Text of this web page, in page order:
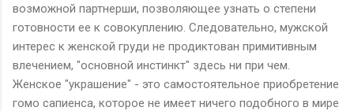
возможной партнерши, позволяющее узнать о степени
готовности ее к совокуплению. Следовательно, мужской
интерес к женской груди не продиктован примитивным
влечением, "основной инстинкт" здесь ни при чем.
Женское "украшение" - это самостоятельное приобретение
гомо сапиенса, которое не имеет ничего подобного в мире